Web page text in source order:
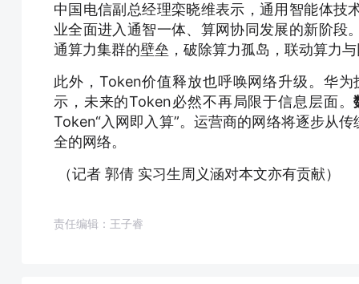
中国电信副总经理栾晓维表示，通用智能体技
业全面进入通智一体、算网协同发展的新阶段
通算力集群的壁垒，破除算力孤岛，联动算力
此外，Token价值释放也呼唤网络升级。华
示，未来的Token必然不再局限于信息层面。
Token“入网即入算”。运营商的网络将逐步从
全的网络。
（记者 郭倩 实习生周义涵对本文亦有贡献）
责任编辑：王子睿